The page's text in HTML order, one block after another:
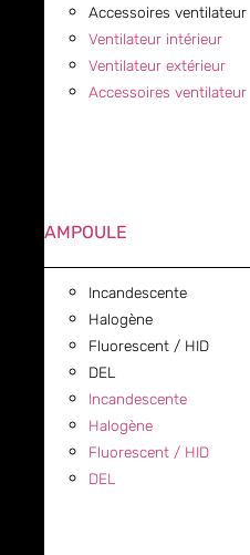
Accessoires ventilateur
Ventilateur intérieur
Ventilateur extérieur
Accessoires ventilateur
AMPOULE
Incandescente
Halogène
Fluorescent / HID
DEL
Incandescente
Halogène
Fluorescent / HID
DEL